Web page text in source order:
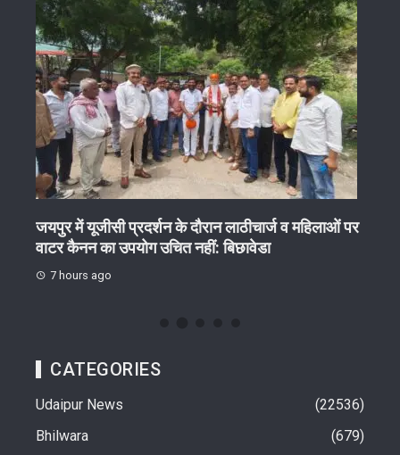
जयपुर में यूजीसी प्रदर्शन के दौरान लाठीचार्ज व महिलाओं पर
वाटर कैनन का उपयोग उचित नहीं: बिछावेडा
7 hours ago
CATEGORIES
Udaipur News
22536
Bhilwara
679